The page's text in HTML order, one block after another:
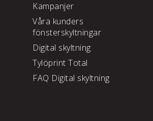
Kampanjer
Våra kunders
fönsterskyltningar
Digital skyltning
Tylöprint Total
FAQ Digital skyltning